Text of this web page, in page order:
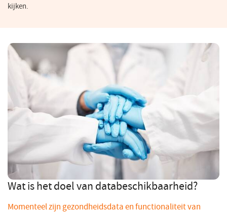
kijken.
Wat is het doel van databeschikbaarheid?
Momenteel zijn gezondheidsdata en functionaliteit van